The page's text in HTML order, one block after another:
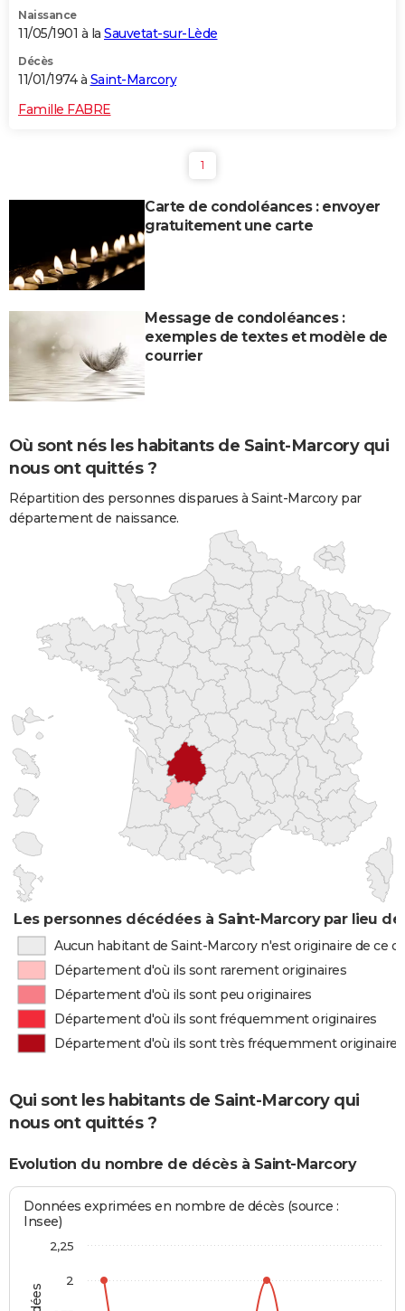
Naissance
11/05/1901 à la Sauvetat-sur-Lède
Décès
11/01/1974 à Saint-Marcory
Famille FABRE
1
Carte de condoléances : envoyer
gratuitement une carte
Message de condoléances :
exemples de textes et modèle de
courrier
Où sont nés les habitants de Saint-Marcory qui
nous ont quittés ?
Répartition des personnes disparues à Saint-Marcory par
département de naissance.
Les personnes décédées à Saint-Marcory par lieu de
Aucun habitant de Saint-Marcory n'est originaire de ce
Département d'où ils sont rarement originaires
Département d'où ils sont peu originaires
Département d'où ils sont fréquemment originaires
Département d'où ils sont très fréquemment originaires
Qui sont les habitants de Saint-Marcory qui
nous ont quittés ?
Evolution du nombre de décès à Saint-Marcory
Données exprimées en nombre de décès (source :
Insee)
2
2,25